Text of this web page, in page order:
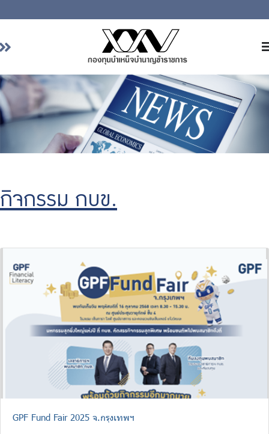
หน้าหลัก
เกี่ยวกับ กบข.
บริการสมาชิก
รายงานผลการดำเนินงาน
ร่วมงานกับเรา
ไทย | Eng
กิจกรรม กบข.
GPF Fund Fair 2025 จ.กรุงเทพฯ